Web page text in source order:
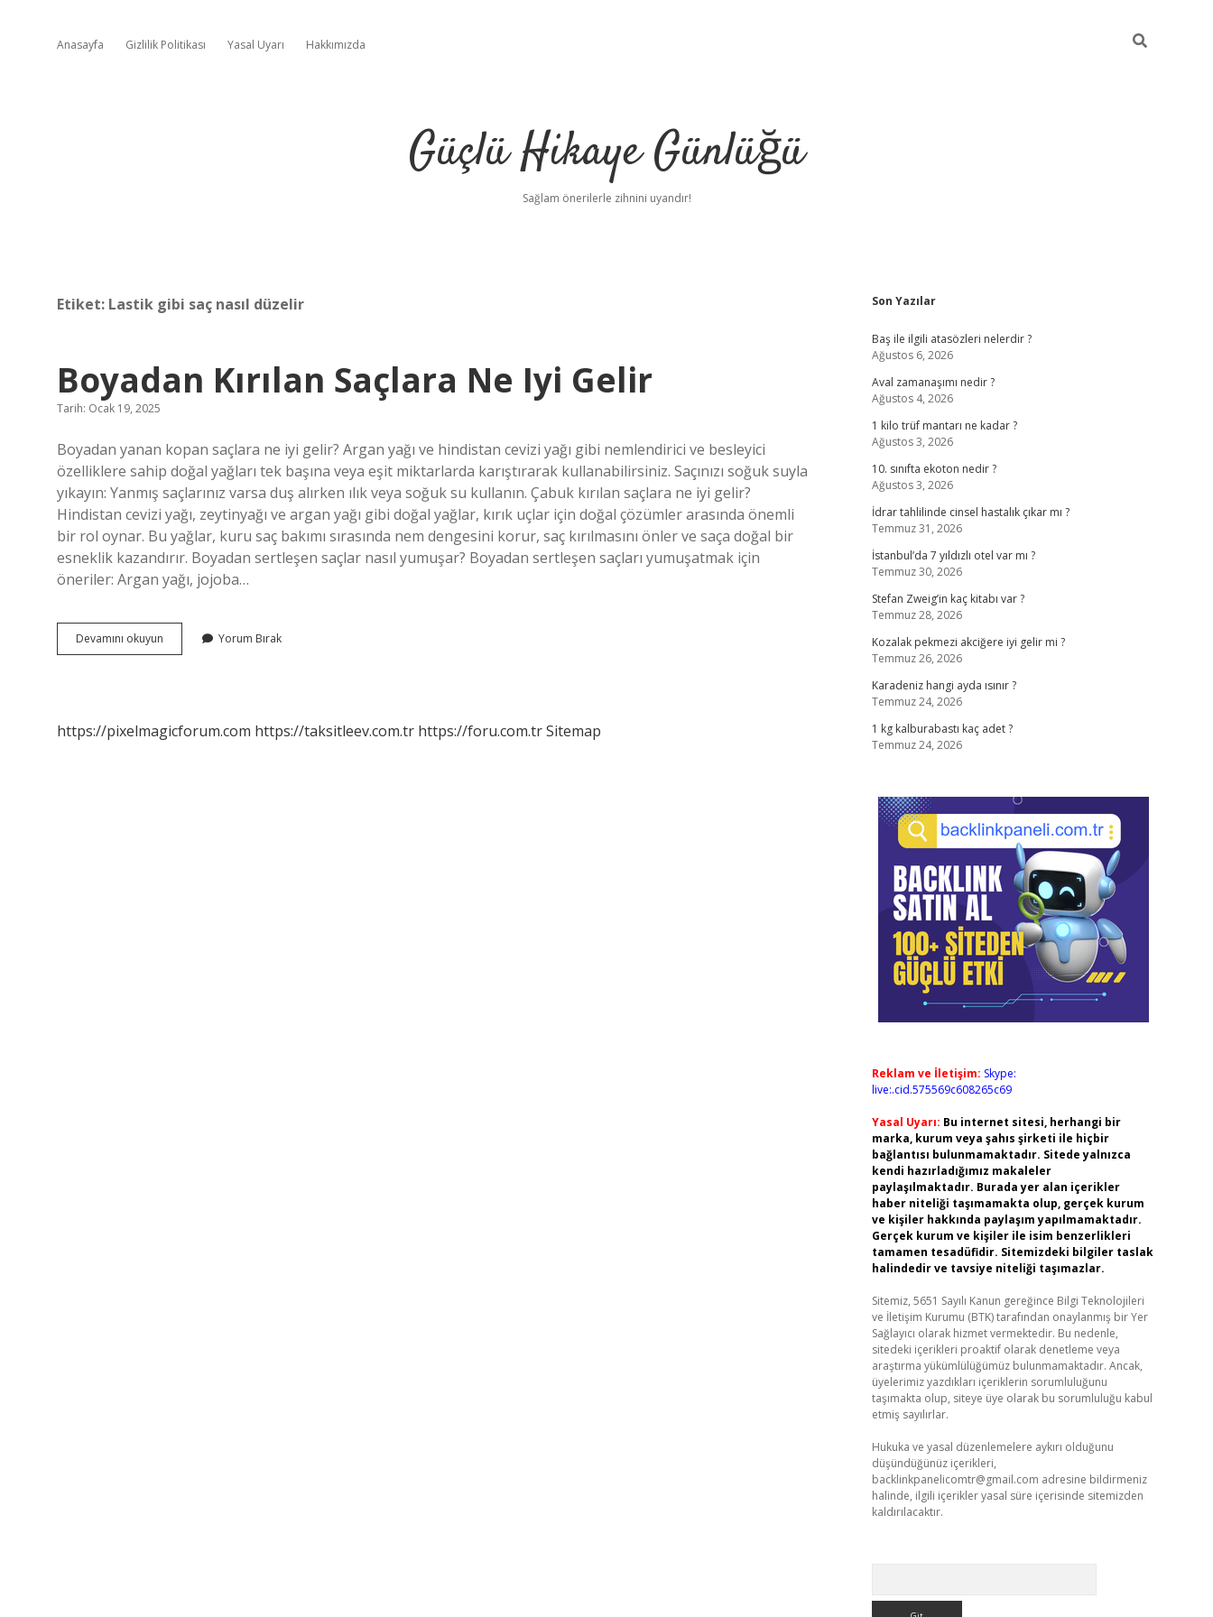
Anasayfa Gizlilik Politikası Yasal Uyarı Hakkımızda
Güçlü Hikaye Günlüğü
Sağlam önerilerle zihnini uyandır!
Etiket: Lastik gibi saç nasıl düzelir
Boyadan Kırılan Saçlara Ne Iyi Gelir
Tarih: Ocak 19, 2025
Boyadan yanan kopan saçlara ne iyi gelir? Argan yağı ve hindistan cevizi yağı gibi nemlendirici ve besleyici
özelliklere sahip doğal yağları tek başına veya eşit miktarlarda karıştırarak kullanabilirsiniz. Saçınızı soğuk suyla
yıkayın: Yanmış saçlarınız varsa duş alırken ılık veya soğuk su kullanın. Çabuk kırılan saçlara ne iyi gelir?
Hindistan cevizi yağı, zeytinyağı ve argan yağı gibi doğal yağlar, kırık uçlar için doğal çözümler arasında önemli
bir rol oynar. Bu yağlar, kuru saç bakımı sırasında nem dengesini korur, saç kırılmasını önler ve saça doğal bir
esneklik kazandırır. Boyadan sertleşen saçlar nasıl yumuşar? Boyadan sertleşen saçları yumuşatmak için
öneriler: Argan yağı, jojoba…
Devamını okuyun Boyadan
Kırılan
Yorum Bırak
https://pixelmagicforum.com https://taksitleev.com.tr https://foru.com.trSitemap
Sidebar
Son Yazılar
Baş ile ilgili atasözleri nelerdir ?
Ağustos 6, 2026
Aval zamanaşımı nedir ?
Ağustos 4, 2026
1 kilo trüf mantarı ne kadar ?
Ağustos 3, 2026
10. sınıfta ekoton nedir ?
Ağustos 3, 2026
İdrar tahlilinde cinsel hastalık çıkar mı ?
Temmuz 31, 2026
İstanbul’da 7 yıldızlı otel var mı ?
Temmuz 30, 2026
Stefan Zweig’in kaç kitabı var ?
Temmuz 28, 2026
Kozalak pekmezi akciğere iyi gelir mi ?
Temmuz 26, 2026
Karadeniz hangi ayda ısınır ?
Temmuz 24, 2026
1 kg kalburabastı kaç adet ?
Temmuz 24, 2026
Reklam ve İletişim: Skype:
live:.cid.575569c608265c69
Yasal Uyarı: Bu internet sitesi, herhangi bir
marka, kurum veya şahıs şirketi ile hiçbir
bağlantısı bulunmamaktadır. Sitede yalnızca
kendi hazırladığımız makaleler
paylaşılmaktadır. Burada yer alan içerikler
haber niteliği taşımamakta olup, gerçek kurum
ve kişiler hakkında paylaşım yapılmamaktadır.
Gerçek kurum ve kişiler ile isim benzerlikleri
tamamen tesadüfidir. Sitemizdeki bilgiler taslak
halindedir ve tavsiye niteliği taşımazlar.
Sitemiz, 5651 Sayılı Kanun gereğince Bilgi Teknolojileri
ve İletişim Kurumu (BTK) tarafından onaylanmış bir Yer
Sağlayıcı olarak hizmet vermektedir. Bu nedenle,
sitedeki içerikleri proaktif olarak denetleme veya
araştırma yükümlülüğümüz bulunmamaktadır. Ancak,
üyelerimiz yazdıkları içeriklerin sorumluluğunu
taşımakta olup, siteye üye olarak bu sorumluluğu kabul
etmiş sayılırlar.
Hukuka ve yasal düzenlemelere aykırı olduğunu
düşündüğünüz içerikleri,
backlinkpanelicomtr@gmail.com adresine bildirmeniz
halinde, ilgili içerikler yasal süre içerisinde sitemizden
kaldırılacaktır.